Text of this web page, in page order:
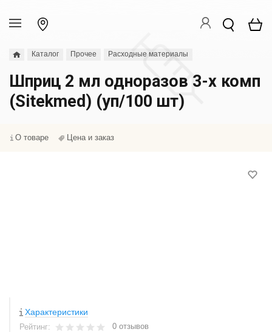
Каталог Прочее Расходные материалы
Шприц 2 мл одноразов 3-х комп
(Sitekmed) (уп/100 шт)
О товаре Цена и заказ
Характеристики
Рейтинг: 0 отзывов